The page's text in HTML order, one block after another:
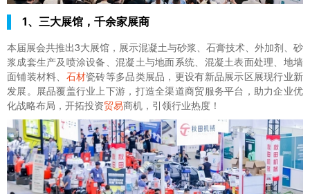
1、三大展馆，千余家展商
本届展会共推出3大展馆，展示混凝土与砂浆、石膏技术、外加剂、砂
浆成套生产及喷涂设备、混凝土与地面系统、混凝土表面处理、地墙
面铺装材料、 石材瓷砖等多品类展品，更设有新品展示区展现行业新
发展。展品覆盖行业上下游，打造全渠道商贸服务平台，助力企业优
化战略布局，开拓投资贸易商机，引领行业热度！